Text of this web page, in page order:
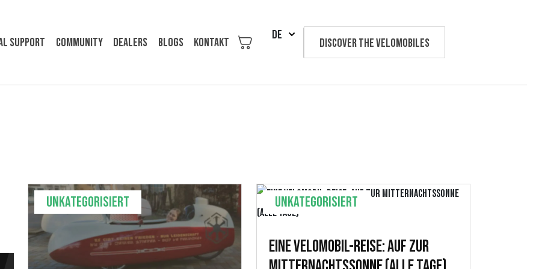
support Community Dealers Blogs KONTAKT
DE
Discover the velomobiles
Unkategorisiert Unkategorisiert
Eine Velomobil-Reise: Auf zur